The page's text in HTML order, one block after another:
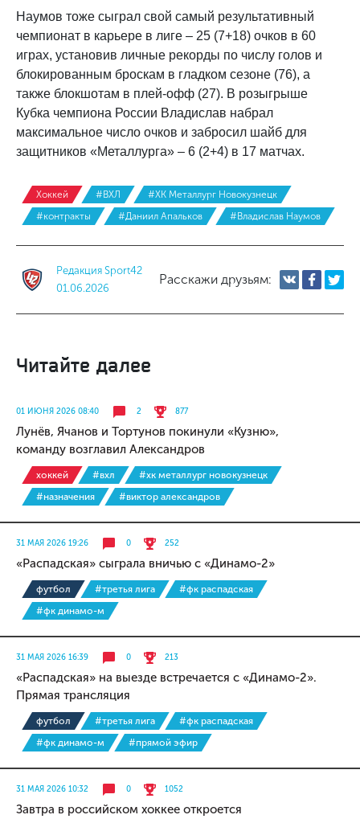
Наумов тоже сыграл свой самый результативный
чемпионат в карьере в лиге – 25 (7+18) очков в 60
играх, установив личные рекорды по числу голов и
блокированным броскам в гладком сезоне (76), а
также блокшотам в плей-офф (27). В розыгрыше
Кубка чемпиона России Владислав набрал
максимальное число очков и забросил шайб для
защитников «Металлурга» – 6 (2+4) в 17 матчах.
Хоккей #ВХЛ
#ХК Металлург Новокузнецк
#контракты
#Даниил Апальков #Владислав Наумов
Редакция Sport42
01.06.2026
Расскажи друзьям:
Читайте далее
01 ИЮНЯ 2026 08:40 2 877
Лунёв, Ячанов и Тортунов покинули «Кузню»,
команду возглавил Александров
хоккей #вхл
#хк металлург новокузнецк
#назначения
#виктор александров
31 МАЯ 2026 19:26 0 252
«Распадская» сыграла вничью с «Динамо-2»
футбол #третья лига
#фк распадская
#фк динамо-м
31 МАЯ 2026 16:39 0 213
«Распадская» на выезде встречается с «Динамо-2».
Прямая трансляция
футбол #третья лига
#фк распадская
#фк динамо-м
#прямой эфир
31 МАЯ 2026 10:32 0 1052
Завтра в российском хоккее откроется